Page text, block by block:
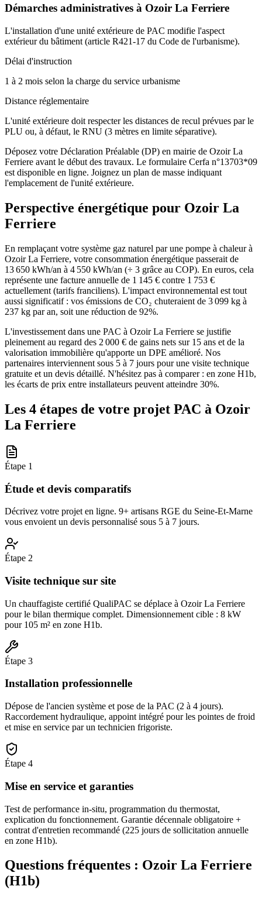
Démarches administratives à Ozoir La Ferriere
L'installation d'une unité extérieure de PAC modifie l'aspect
extérieur du bâtiment (article R421-17 du Code de l'urbanisme).
Délai d'instruction
1 à 2 mois selon la charge du service urbanisme
Distance réglementaire
L'unité extérieure doit respecter les distances de recul prévues par le
PLU ou, à défaut, le RNU (3 mètres en limite séparative).
Déposez votre Déclaration Préalable (DP) en mairie de Ozoir La
Ferriere avant le début des travaux. Le formulaire Cerfa n°13703*09
est disponible en ligne. Joignez un plan de masse indiquant
l'emplacement de l'unité extérieure.
Perspective énergétique pour Ozoir La
Ferriere
En remplaçant votre système gaz naturel par une pompe à chaleur à
Ozoir La Ferriere, votre consommation énergétique passerait de
13 650 kWh/an à 4 550 kWh/an (÷ 3 grâce au COP). En euros, cela
représente une facture annuelle de 1 145 € contre 1 753 €
actuellement (tarifs franciliens). L'impact environnemental est tout
aussi significatif : vos émissions de CO₂ chuteraient de 3 099 kg à
237 kg par an, soit une réduction de 92%.
L'investissement dans une PAC à Ozoir La Ferriere se justifie
pleinement au regard des 2 000 € de gains nets sur 15 ans et de la
valorisation immobilière qu'apporte un DPE amélioré. Nos
partenaires interviennent sous 5 à 7 jours pour une visite technique
gratuite et un devis détaillé. N'hésitez pas à comparer : en zone H1b,
les écarts de prix entre installateurs peuvent atteindre 30%.
Les 4 étapes de votre projet PAC à Ozoir
La Ferriere
Étape 1
Étude et devis comparatifs
Décrivez votre projet en ligne. 9+ artisans RGE du Seine-Et-Marne
vous envoient un devis personnalisé sous 5 à 7 jours.
Étape 2
Visite technique sur site
Un chauffagiste certifié QualiPAC se déplace à Ozoir La Ferriere
pour le bilan thermique complet. Dimensionnement cible : 8 kW
pour 105 m² en zone H1b.
Étape 3
Installation professionnelle
Dépose de l'ancien système et pose de la PAC (2 à 4 jours).
Raccordement hydraulique, appoint intégré pour les pointes de froid
et mise en service par un technicien frigoriste.
Étape 4
Mise en service et garanties
Test de performance in-situ, programmation du thermostat,
explication du fonctionnement. Garantie décennale obligatoire +
contrat d'entretien recommandé (225 jours de sollicitation annuelle
en zone H1b).
Questions fréquentes : Ozoir La Ferriere
(H1b)